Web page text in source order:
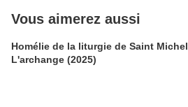
Vous aimerez aussi
Homélie de la liturgie de Saint Michel
L'archange (2025)